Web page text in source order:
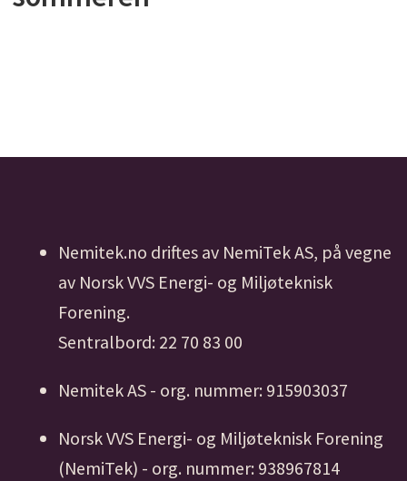
Nemitek.no driftes av NemiTek AS, på vegne
av Norsk VVS Energi- og Miljøteknisk
Forening.
Sentralbord: 22 70 83 00
Nemitek AS - org. nummer: 915903037
Norsk VVS Energi- og Miljøteknisk Forening
(NemiTek) - org. nummer: 938967814